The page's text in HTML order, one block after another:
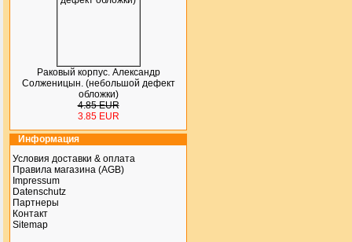
Раковый корпус. Александр
Солженицын. (небольшой дефект
обложки)
4.85 EUR
3.85 EUR
Информация
Условия доставки & оплата
Правила магазина (AGB)
Impressum
Datenschutz
Партнеры
Контакт
Sitemap